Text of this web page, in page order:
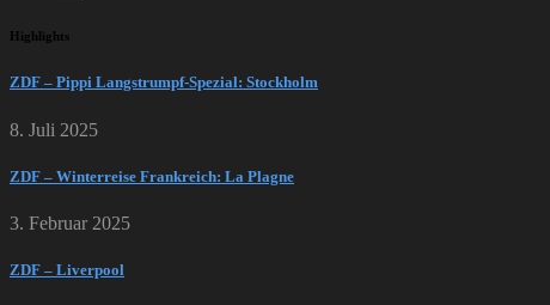
Highlights
ZDF – Pippi Langstrumpf-Spezial: Stockholm
8. Juli 2025
ZDF – Winterreise Frankreich: La Plagne
3. Februar 2025
ZDF – Liverpool